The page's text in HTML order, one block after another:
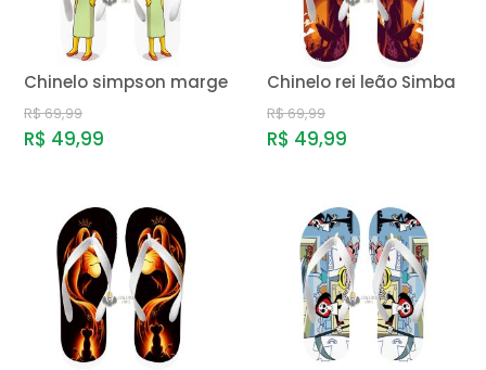
Chinelo simpson marge
R$ 69,99
R$ 49,99
Chinelo rei leão Simba
R$ 69,99
R$ 49,99